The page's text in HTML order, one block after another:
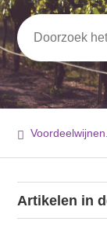
Artikelen in